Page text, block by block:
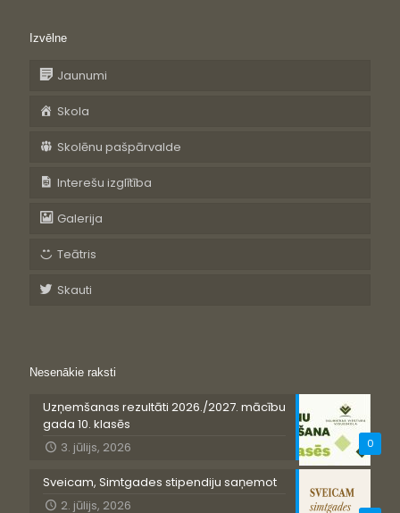
Izvēlne
Jaunumi
Skola
Skolēnu pašpārvalde
Interešu izglītība
Galerija
Teātris
Skauti
Nesenākie raksti
0
Uzņemšanas rezultāti 2026./2027. mācību
gada 10. klasēs
3. jūlijs, 2026
Sveicam, Simtgades stipendiju saņemot
2. jūlijs, 2026